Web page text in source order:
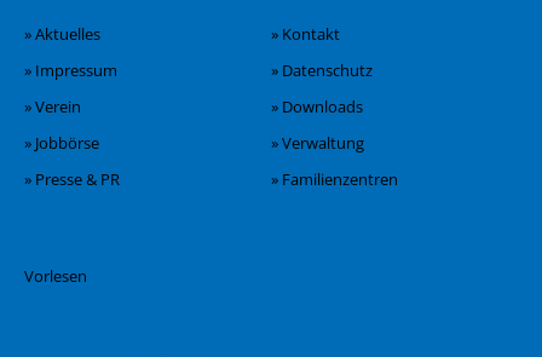
» Aktuelles
» Kontakt
» Impressum
» Datenschutz
» Verein
» Downloads
» Jobbörse
» Verwaltung
» Presse & PR
» Familienzentren
Vorlesen